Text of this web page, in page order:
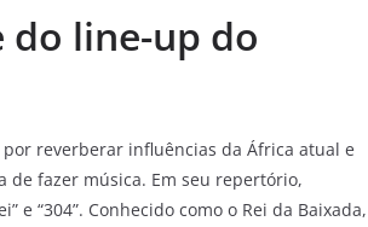
line-up do
reverberar influências da África atual e
de fazer música. Em seu repertório,
e “304”. Conhecido como o Rei da Baixada,